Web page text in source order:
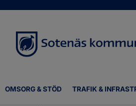
OMSORG & STÖD TRAFIK &